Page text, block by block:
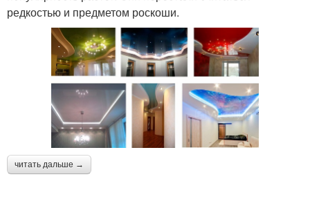
редкостью и предметом роскоши.
читать дальше →